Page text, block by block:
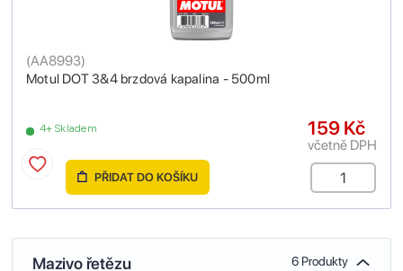
Motul DOT 3&4 brzdová kapalina - 500ml
(AA8993)
4+ Skladem 159 Kč
včetně DPH
PŘIDAT DO KOŠÍKU
Mazivo řetězu 6 Produkty